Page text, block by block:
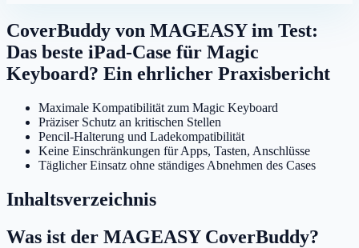
CoverBuddy von MAGEASY im Test:
Das beste iPad-Case für Magic
Keyboard? Ein ehrlicher Praxisbericht
Maximale Kompatibilität zum Magic Keyboard
Präziser Schutz an kritischen Stellen
Pencil-Halterung und Ladekompatibilität
Keine Einschränkungen für Apps, Tasten, Anschlüsse
Täglicher Einsatz ohne ständiges Abnehmen des Cases
Inhaltsverzeichnis
Was ist der MAGEASY CoverBuddy?